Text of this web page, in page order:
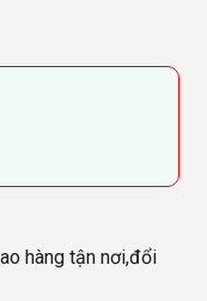
hàng tận nơi,đổi